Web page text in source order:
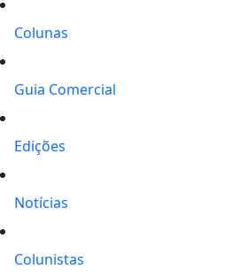
Colunas
Guia Comercial
Edições
Notícias
Colunistas